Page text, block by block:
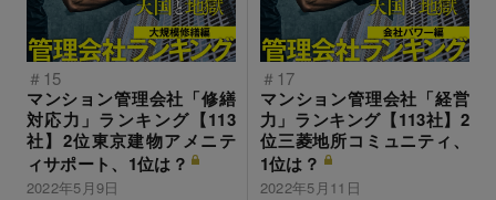
＃15
マンション管理会社「修繕
対応力」ランキング【113
社】2位東京建物アメニテ
ィサポート、1位は？
2022年5月9日
＃17
マンション管理会社「経営
力」ランキング【113社】2
位三菱地所コミュニティ、
1位は？
2022年5月11日